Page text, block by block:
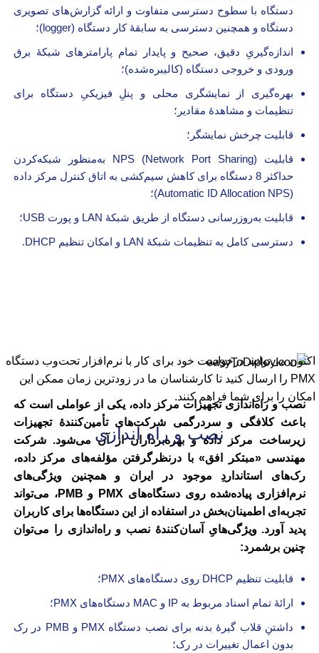
دستگاه با سطوح دسترسی متفاوت و ارائه گزارش‌های تصویری
دستگاه و همچنین دسترسی به سابقۀ کار دستگاه (logger)؛
اندازه‌گیریِ دقیق، صحیح و پایدار تمام پارامتر‌های شبکۀ برق
ورودی و خروجی دستگاه (کالیبره‌شده)؛
بهره‌گیری از نمایشگری محلی و پنلِ فیزیکیِ دستگاه برای
تنظیمات و مشاهدۀ مقادیر؛
قابلیت چرخش نمایشگر؛
قابلیت NPS (Network Port Sharing) به‌منظور شبکه‌کردن
حداکثر 8 دستگاه برای کاهش سیم‌کشی به اتاق کنترل مرکز داده
(Automatic ID Allocation NPS)؛
قابلیت به‌روز‌رسانی دستگاه از طریق شبکۀ LAN و پورت USB؛
دسترسی کامل به تنظیمات شبکۀ LAN و امکان تنظیم DHCP.
اکنون می‌توانید درخواست خود برای کار با نرم‌افزار تحت‌وب دستگاه
PMX را ارسال کنید تا کارشناسان ما در زودترین زمان ممکن این
امکان را برای شما فراهم کنند.
نصب و راه اندازی
نصب و راه‌اندازی تجهیزات مرکز داده، یکی از عواملی است که
باعث کلافگی و سردرگمی شرکت‌های تأمین‌کنندۀ تجهیزات
زیرساخت مرکز داده و بهره‌برداران از آن می‌شود. شرکت
مهندسی «مبتکر افق» با درنظرگرفتن مؤلفه‌های مرکز داده،
رک‌های استانداردِ موجود در ایران و همچنین ویژگی‌های
نرم‌افزاری پیاده‌شده روی دستگاه‌های PMX و PMB، می‌تواند
تجربه‌ای اطمینان‌بخش در استفاده از این دستگاه‌ها برای کاربران
پدید آورد. ویژگی‌هایِ آسان‌‌کنندۀ نصب و راه‌اندازی را می‌توان
چنین برشمرد:
قابلیت تنظیم DHCP روی دستگاه‌های PMX؛
ارائۀ تمام اسناد مربوط به IP و MAC دستگاه‌های PMX؛
داشتنِ قلاب گیرۀ بدنه برای نصب دستگاه PMX و PMB در رک
بدون اعمال تغییرات در رک؛